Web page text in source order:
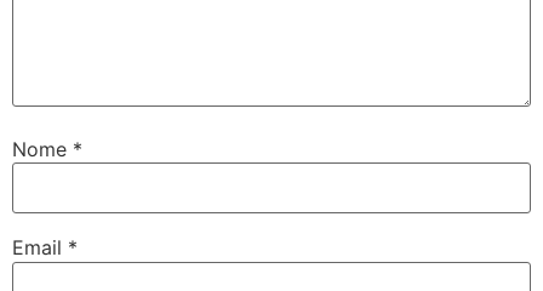
Nome *
Email *